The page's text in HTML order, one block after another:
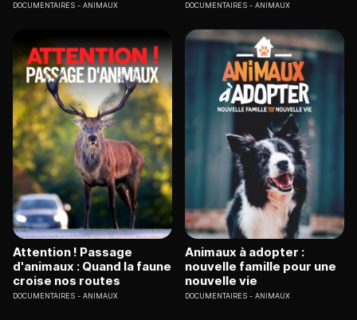
DOCUMENTAIRES ANIMAUX DOCUMENTAIRES ANIMAUX
Attention ! Passage
d'animaux : Quand la faune
croise nos routes
DOCUMENTAIRES ANIMAUX
Animaux à adopter :
nouvelle famille pour une
nouvelle vie
DOCUMENTAIRES ANIMAUX